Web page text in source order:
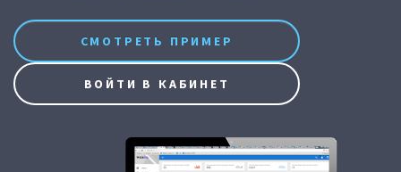
СМОТРЕТЬ ПРИМЕР
ВОЙТИ В КАБИНЕТ